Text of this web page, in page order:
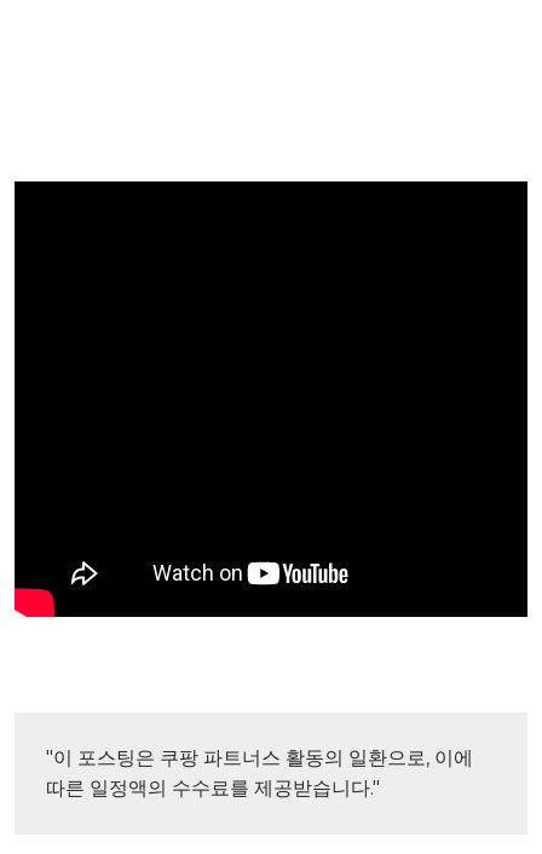
"이 포스팅은 쿠팡 파트너스 활동의 일환으로, 이에
따른 일정액의 수수료를 제공받습니다."